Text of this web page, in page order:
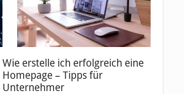
Wie erstelle ich erfolgreich eine
Homepage – Tipps für
Unternehmer